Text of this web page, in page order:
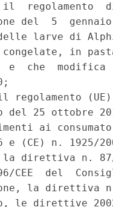
il  regolamento
del  5
delle larve di
congelate, in
e  che
regolamento
del 25 ottobre
ai
e (CE) n. 1925/
la direttiva n.
CEE  del
la direttiva
le direttive